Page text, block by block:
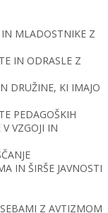
MLADOSTNIKE Z
IN ODRASLE Z
DRUŽINE, KI IMAJO
PEDAGOŠKIH
VZGOJI IN
IN ŠIRŠE JAVNOSTI
Z AVTIZMOM